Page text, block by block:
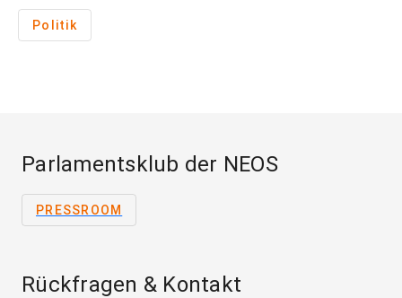
Politik
Parlamentsklub der NEOS
PRESSROOM
Rückfragen & Kontakt